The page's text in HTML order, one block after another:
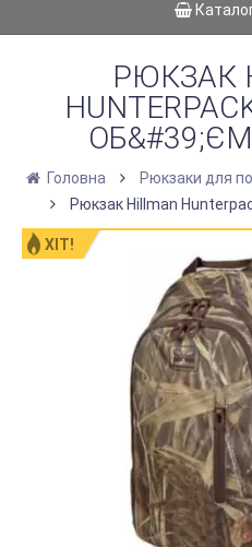
РЮКЗАК
ОБ&#39;ЄМ
Головна
Рюкзаки для
Рюкзак Hillman
ХІТ!